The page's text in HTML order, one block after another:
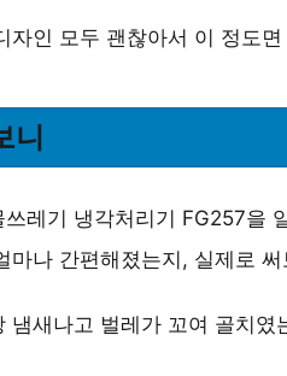
자인 모두 괜찮아서 이 정도
니
레기 냉각처리기 FG257을
마나 간편해졌는지, 실제로
냄새나고 벌레가 꼬여 골치